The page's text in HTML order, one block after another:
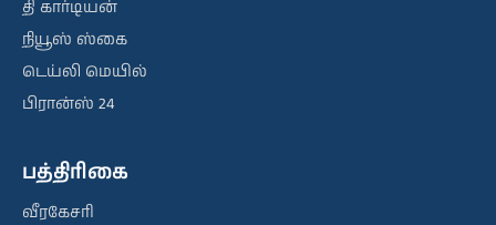
தி கார்டியன்
நியூஸ் ஸ்கை
டெய்லி மெயில்
பிரான்ஸ் 24
பத்திரிகை
வீரகேசரி